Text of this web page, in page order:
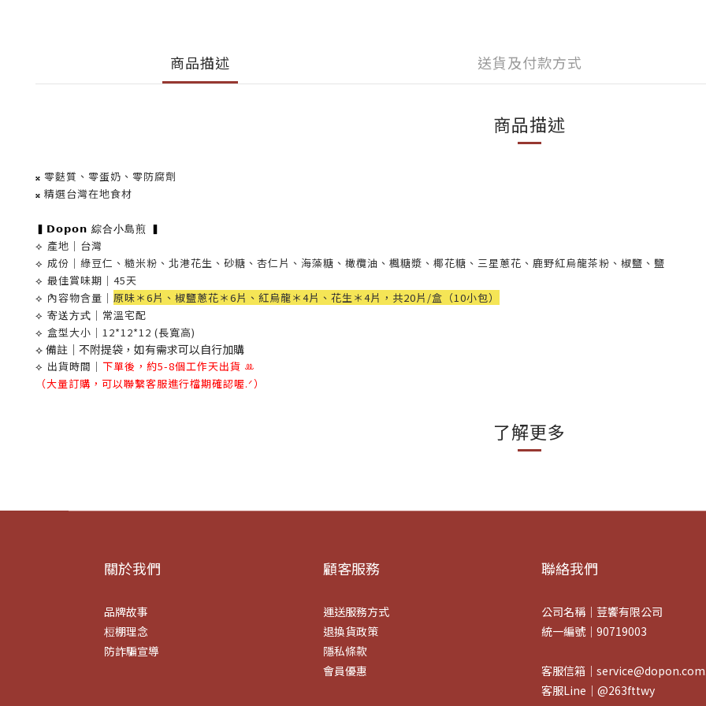
商品描述 送貨及付款方式
商品描述
𝄪 零麩質、零蛋奶、零防腐劑
𝄪 精選台灣在地食材
▍𝗗𝗼𝗽𝗼𝗻 綜合小島煎 ▍
⟡ 產地｜台灣
⟡ 成份｜綠豆仁、糙米粉、北港花生、砂糖、杏仁片、海藻糖、橄欖油、楓糖漿、椰花糖、三星蔥花、鹿野紅烏龍茶粉、椒鹽、鹽
⟡ 最佳賞味期｜45天
⟡ 內容物含量｜ 原味＊6片、椒鹽蔥花＊6片、紅烏龍＊4片、花生＊4片，共20片/盒（10小包）
⟡ 寄送方式 ｜常溫宅配
⟡ 盒型大小 ｜12*12*12 (長寬高)
⟡ 備註｜不附提袋，如有需求可以自行加購
⟡ 出貨時間｜ 下單後，約5-8個工作天出貨 ꔛ
（大量訂購，可以聯繫客服進行檔期確認喔.ᐟ）
了解更多
關於我們
品牌故事
梪棚理念
防詐騙宣導
顧客服務
運送服務方式
退換貨政策
隱私條款
會員優惠
聯絡我們
公司名稱｜荳饗有限公司
統一編號｜90719003
客服信箱｜
客服Line｜@263fttwy